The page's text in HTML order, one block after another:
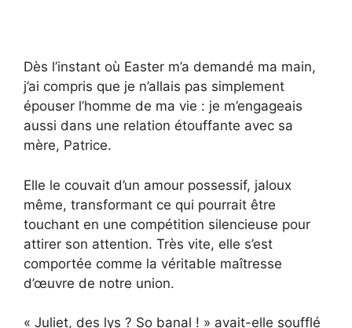
Dès l’instant où Easter m’a demandé ma main,
j’ai compris que je n’allais pas simplement
épouser l’homme de ma vie : je m’engageais
aussi dans une relation étouffante avec sa
mère, Patrice.
Elle le couvait d’un amour possessif, jaloux
même, transformant ce qui pourrait être
touchant en une compétition silencieuse pour
attirer son attention. Très vite, elle s’est
comportée comme la véritable maîtresse
d’œuvre de notre union.
« Juliet, des lys ? So banal ! » avait-elle soufflé